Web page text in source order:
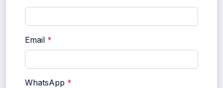
Email *
WhatsApp *